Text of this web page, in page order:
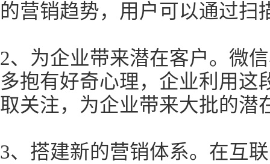
的营销趋势，用户可以通过扫
2、为企业带来潜在客户。微
多抱有好奇心理，企业利用这
取关注，为企业带来大批的潜
3、搭建新的营销体系。在互